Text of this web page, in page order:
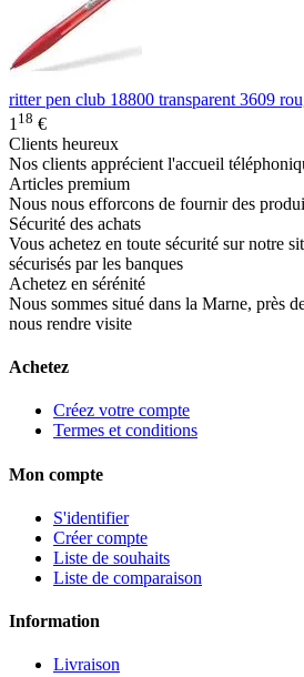
ritter pen club 18800 transparent 3609
1 18 €
Clients heureux
Nos clients apprécient l'accueil
Articles premium
Nous nous efforcons de fournir des
Sécurité des achats
Vous achetez en toute sécurité sur notre
sécurisés par les banques
Achetez en sérénité
Nous sommes situé dans la Marne, près
nous rendre visite
Achetez
Créez votre compte
Termes et conditions
Mon compte
S'identifier
Créer compte
Liste de souhaits
Liste de comparaison
Information
Livraison